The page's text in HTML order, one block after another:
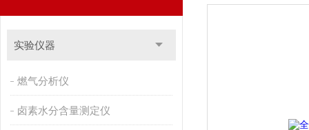
实验仪器
燃气分析仪
卤素水分含量测定仪